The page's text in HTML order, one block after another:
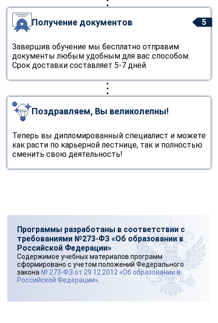
5
Получение документов
Завершив обучение мы бесплатно отправим
документы любым удобным для вас способом.
Срок доставки составляет 5-7 дней.
Поздравляем, Вы великолепны!
Теперь вы дипломированный специалист и можете
как расти по карьерной лестнице, так и полностью
сменить свою деятельность!
Программы разработаны в соответствии с
требованиями №273-ФЗ «Об образовании в
Российской Федерации»
Содержимое учебных материалов программ
сформировано с учетом положений Федерального
закона № 273-ФЗ от 29.12.2012 «Об образовании в
Российской Федерации»